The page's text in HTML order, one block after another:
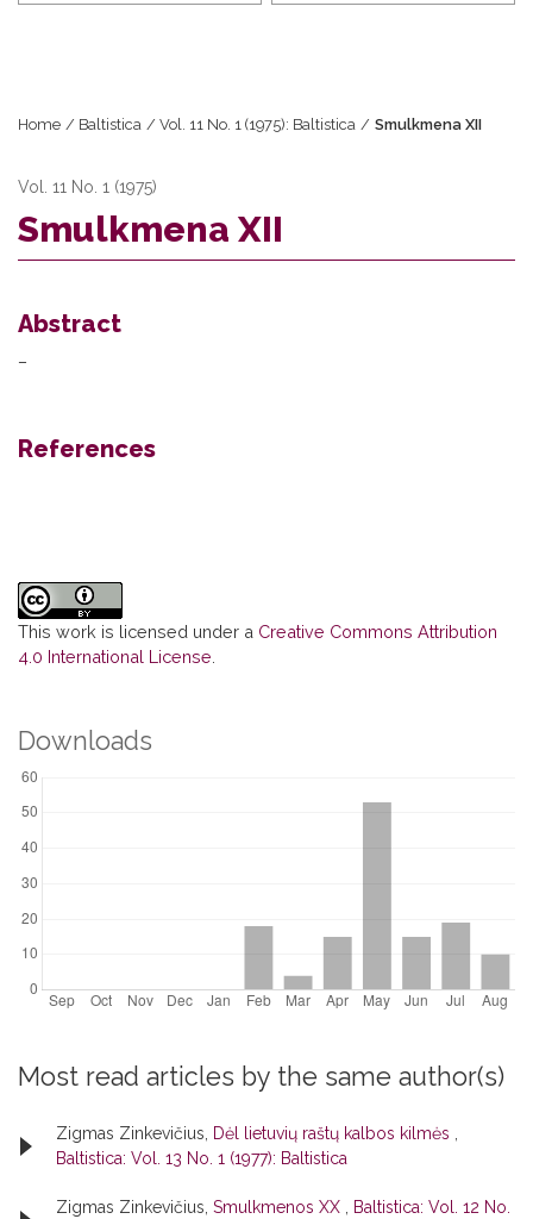
Home / Baltistica / Vol. 11 No. 1 (1975): Baltistica / Smulkmena XII
Vol. 11 No. 1 (1975)
Smulkmena XII
Abstract
–
References
This work is licensed under a Creative Commons Attribution
4.0 International License.
Downloads
Most read articles by the same author(s)
Zigmas Zinkevičius, Dėl lietuvių raštų kalbos kilmės ,
Baltistica: Vol. 13 No. 1 (1977): Baltistica
Zigmas Zinkevičius, Smulkmenos XX , Baltistica: Vol. 12 No.